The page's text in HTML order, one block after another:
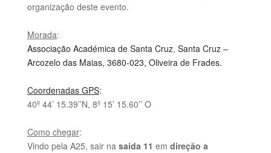
organização deste evento.
Morada:
Associação Académica de Santa Cruz, Santa Cruz –
Arcozelo das Maias, 3680-023, Oliveira de Frades.
Coordenadas GPS:
40º 44’ 15.39’’N, 8º 15’ 15.60’’ O
Como chegar:
Vindo pela A25, sair na saída 11 em direção a